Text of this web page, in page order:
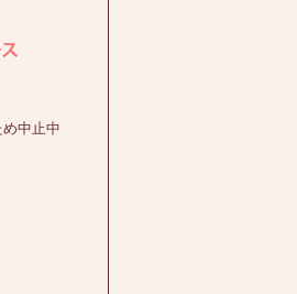
中止中